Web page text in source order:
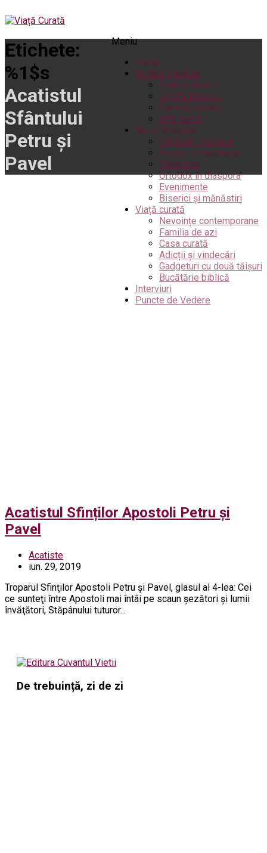
Meniu
Home
Cultură creștină
Pateric Atonit
Istoria Bisericii
Cenaclu creștin
Artă sacră
Noi și Biserica
Rânduieli liturgice
Predici și cateheze
Pelerinaje
Ortodox în diaspora
Evenimente
Biserici și mănăstiri
Viață curată
Nevoințe contemporane
Familia de azi
Casa curată
Adicții și vindecări
Gadgeturi cu două tăișuri
Bucătărie biblică
Interviuri
Puncte de Vedere
Etichete:
%1$s
Acatistul
Sfântului
Petru și
Pavel
Acatistul Sfinților Apostoli Petru și
Pavel
Acatiste
iun. 29, 2019
Troparul Sfinţilor Apostoli Petru şi Pavel, glasul al 4-lea: Cei
ce sunteţi între Apostoli mai întâi pe scaun şezători şi lumii
învăţători, Stăpânului tuturor...
De trebuință, zi de zi